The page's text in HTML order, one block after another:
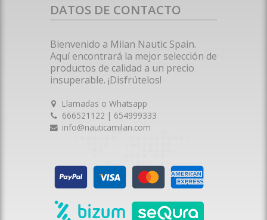
DATOS DE CONTACTO
Bienvenido a Milan Nautic Spain.
Aquí encontrará la mejor selección de
productos de calidad a un precio
insuperable. ¡Disfrútelos!
Llamadas o Whatsapp
666521122 | 654999333
info@nauticamilan.com